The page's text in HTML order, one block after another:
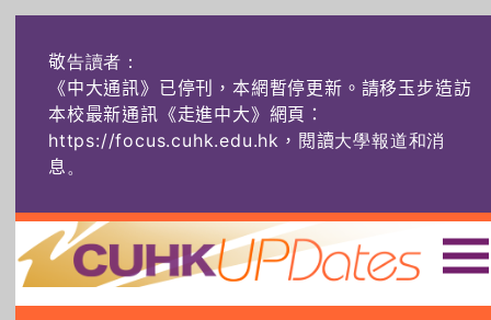
敬告讀者：
《中大通訊》已停刊，本網暫停更新。請移玉步造訪
本校最新通訊《走進中大》網頁：
https://focus.cuhk.edu.hk，閱讀大學報道和消
息。
主頁 |||